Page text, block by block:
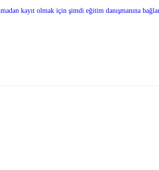
kayıt olmak için şimdi eğitim danışmanına